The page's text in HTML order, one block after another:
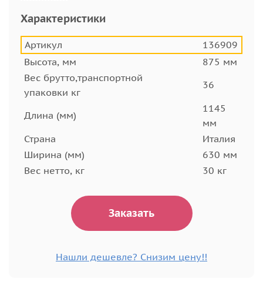
Характеристики
Артикул
136909
Высота, мм
875 мм
Вес брутто,транспортной
упаковки кг
36
Длина (мм)
1145
мм
Страна
Италия
Ширина (мм)
630 мм
Вес нетто, кг
30 кг
Заказать
Нашли дешевле? Снизим цену!!